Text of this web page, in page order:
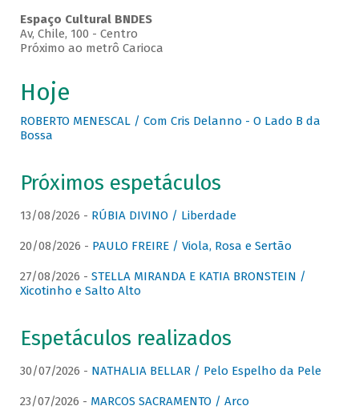
Espaço Cultural BNDES
Av, Chile, 100 - Centro
Próximo ao metrô Carioca
Hoje
ROBERTO MENESCAL / Com Cris Delanno - O Lado B da
Bossa
Próximos espetáculos
13/08/2026 - RÚBIA DIVINO / Liberdade
20/08/2026 - PAULO FREIRE / Viola, Rosa e Sertão
27/08/2026 - STELLA MIRANDA E KATIA BRONSTEIN /
Xicotinho e Salto Alto
Espetáculos realizados
30/07/2026 - NATHALIA BELLAR / Pelo Espelho da Pele
23/07/2026 - MARCOS SACRAMENTO / Arco